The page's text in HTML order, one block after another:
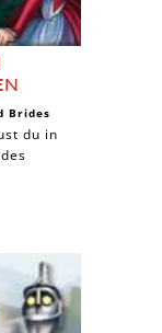
Brides
du in